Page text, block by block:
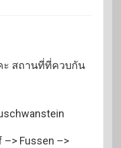
ะ สถานที่ที่ควบกัน
–> Fussen –>